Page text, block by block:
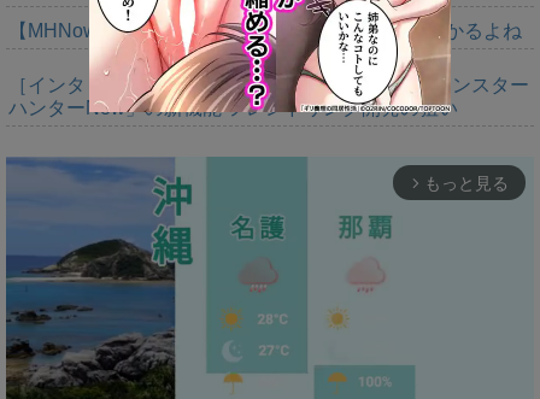
【MHNow】タマゴイベント定期的にやってるの助かるよね
［インタビュー］距離を超えて，一緒に狩る。「モンスター
ハンターNow」の新機能 フレンドリンク開発の狙い
arrow_forward_ios もっと見る